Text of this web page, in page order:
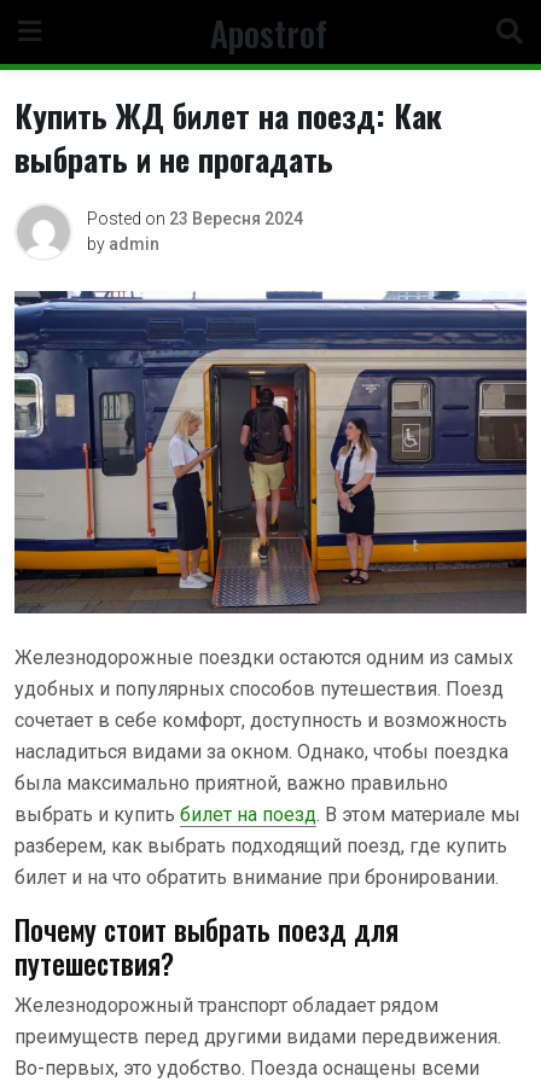
content
Apostrof
Купить ЖД билет на поезд: Как
выбрать и не прогадать
Posted on 23 Вересня 2024
by admin
Железнодорожные поездки остаются одним из самых
удобных и популярных способов путешествия. Поезд
сочетает в себе комфорт, доступность и возможность
насладиться видами за окном. Однако, чтобы поездка
была максимально приятной, важно правильно
выбрать и купить билет на поезд. В этом материале мы
разберем, как выбрать подходящий поезд, где купить
билет и на что обратить внимание при бронировании.
Почему стоит выбрать поезд для
путешествия?
Железнодорожный транспорт обладает рядом
преимуществ перед другими видами передвижения.
Во-первых, это удобство. Поезда оснащены всеми